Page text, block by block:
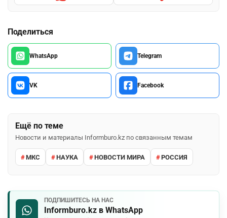
Поделиться
WhatsApp Telegram
VK Facebook
Ещё по теме
Новости и материалы Informburo.kz по связанным темам
МКС НАУКА НОВОСТИ МИРА РОССИЯ
ПОДПИШИТЕСЬ НА НАС
Informburo.kz в WhatsApp